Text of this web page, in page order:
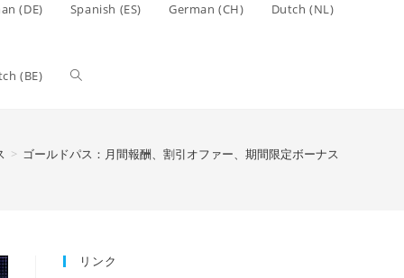
(DE) Spanish (ES) German (CH) Dutch (NL)
(BE) Toggle
> ゴールドパス：月間報酬、割引オファー、期間限定ボーナス
リンク